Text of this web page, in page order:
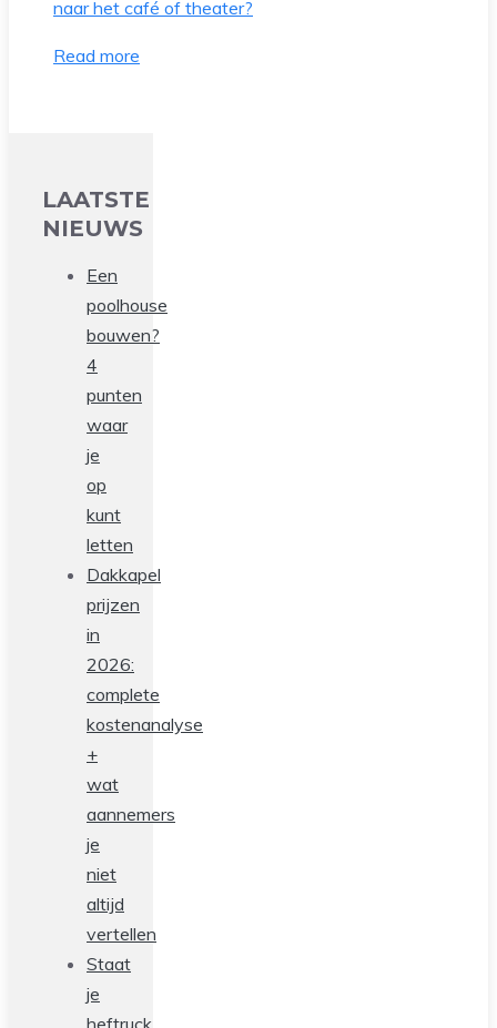
Read more
LAATSTE
NIEUWS
Een
poolhouse
bouwen?
4
punten
waar
je
op
kunt
letten
Dakkapel
prijzen
in
2026:
complete
kostenanalyse
+
wat
aannemers
je
niet
altijd
vertellen
Staat
je